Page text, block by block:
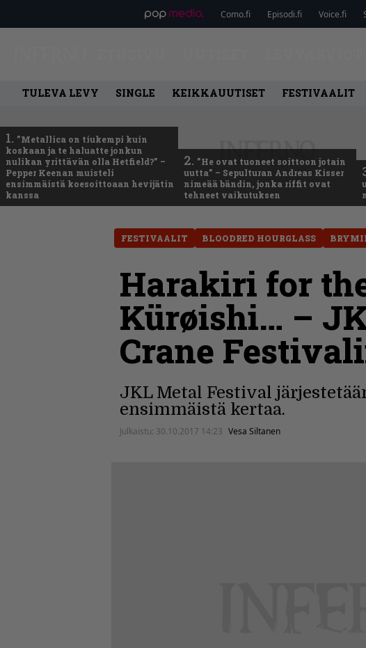
Como.fi Episodi.fi Voice.fi
TULEVA LEVY SINGLE KEIKKAUUTISET FESTIVAALIT
1. ”Metallica on tiukempi kuin
koskaan ja te haluatte jonkun
nulikan yrittävän olla Hetfield?” –
Pepper Keenan muisteli
ensimmäistä koesoittoaan hevijätin
kanssa
2. ”He ovat tuoneet soittoon jotain
uutta” – Sepulturan Andreas Kisser
nimeää bändin, jonka riffit ovat
tehneet vaikutuksen
FESTIVAALIT BLOODRED HOURGLASS
Harakiri for
Kürøishi… –
Crane
JKL Metal Festival
ensimmäistä kertaa.
Julkaistu: 30.10.2017 14:23 Vesa Siltanen